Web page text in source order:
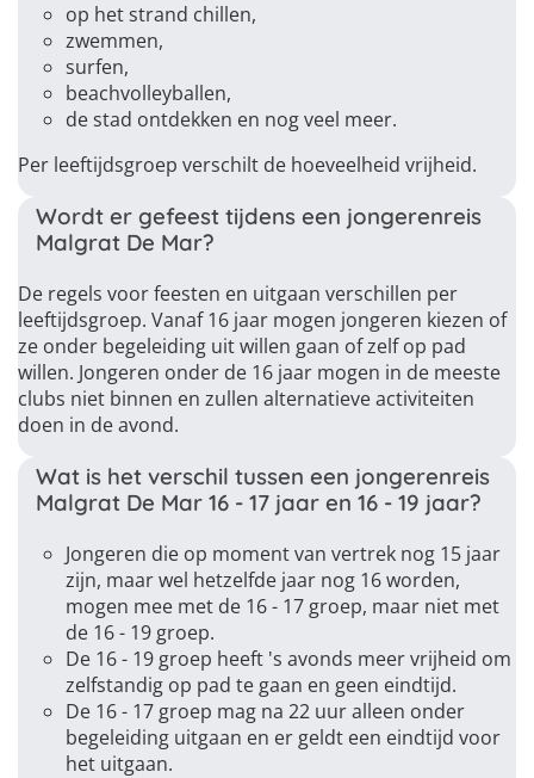
op het strand chillen,
zwemmen,
surfen,
beachvolleyballen,
de stad ontdekken en nog veel meer.
Per leeftijdsgroep verschilt de hoeveelheid vrijheid.
Wordt er gefeest tijdens een jongerenreis
Malgrat De Mar?
De regels voor feesten en uitgaan verschillen per
leeftijdsgroep. Vanaf 16 jaar mogen jongeren kiezen of
ze onder begeleiding uit willen gaan of zelf op pad
willen. Jongeren onder de 16 jaar mogen in de meeste
clubs niet binnen en zullen alternatieve activiteiten
doen in de avond.
Wat is het verschil tussen een jongerenreis
Malgrat De Mar 16 - 17 jaar en 16 - 19 jaar?
Jongeren die op moment van vertrek nog 15 jaar
zijn, maar wel hetzelfde jaar nog 16 worden,
mogen mee met de 16 - 17 groep, maar niet met
de 16 - 19 groep.
De 16 - 19 groep heeft 's avonds meer vrijheid om
zelfstandig op pad te gaan en geen eindtijd.
De 16 - 17 groep mag na 22 uur alleen onder
begeleiding uitgaan en er geldt een eindtijd voor
het uitgaan.